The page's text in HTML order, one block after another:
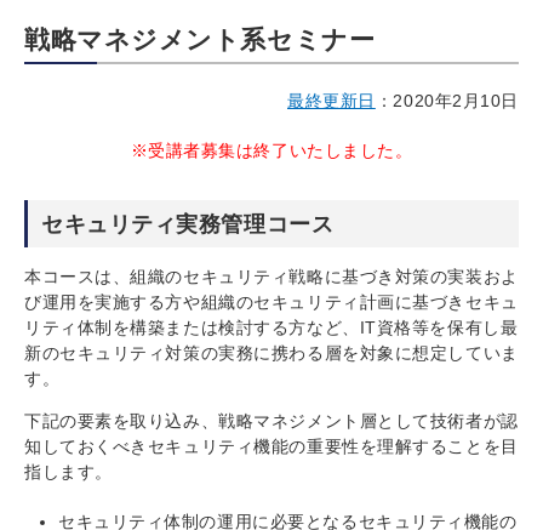
戦略マネジメント系セミナー
最終更新日 ：2020年2月10日
※受講者募集は終了いたしました。
セキュリティ実務管理コース
本コースは、組織のセキュリティ戦略に基づき対策の実装およ
び運用を実施する方や組織のセキュリティ計画に基づきセキュ
リティ体制を構築または検討する方など、IT資格等を保有し最
新のセキュリティ対策の実務に携わる層を対象に想定していま
す。
下記の要素を取り込み、戦略マネジメント層として技術者が認
知しておくべきセキュリティ機能の重要性を理解することを目
指します。
セキュリティ体制の運用に必要となるセキュリティ機能の